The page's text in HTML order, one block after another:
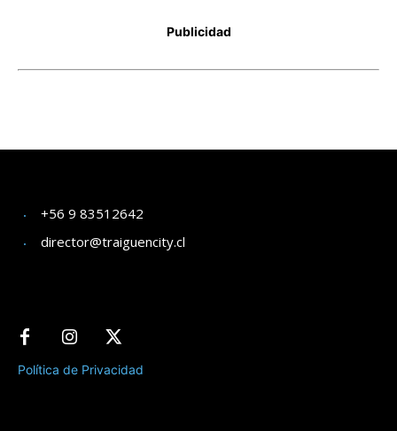
+56 9 83512642
director@traiguencity.cl
Política de Privacidad